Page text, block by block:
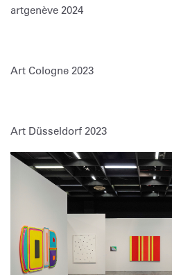
artgenève 2024
Art Cologne 2023
Art Düsseldorf 2023